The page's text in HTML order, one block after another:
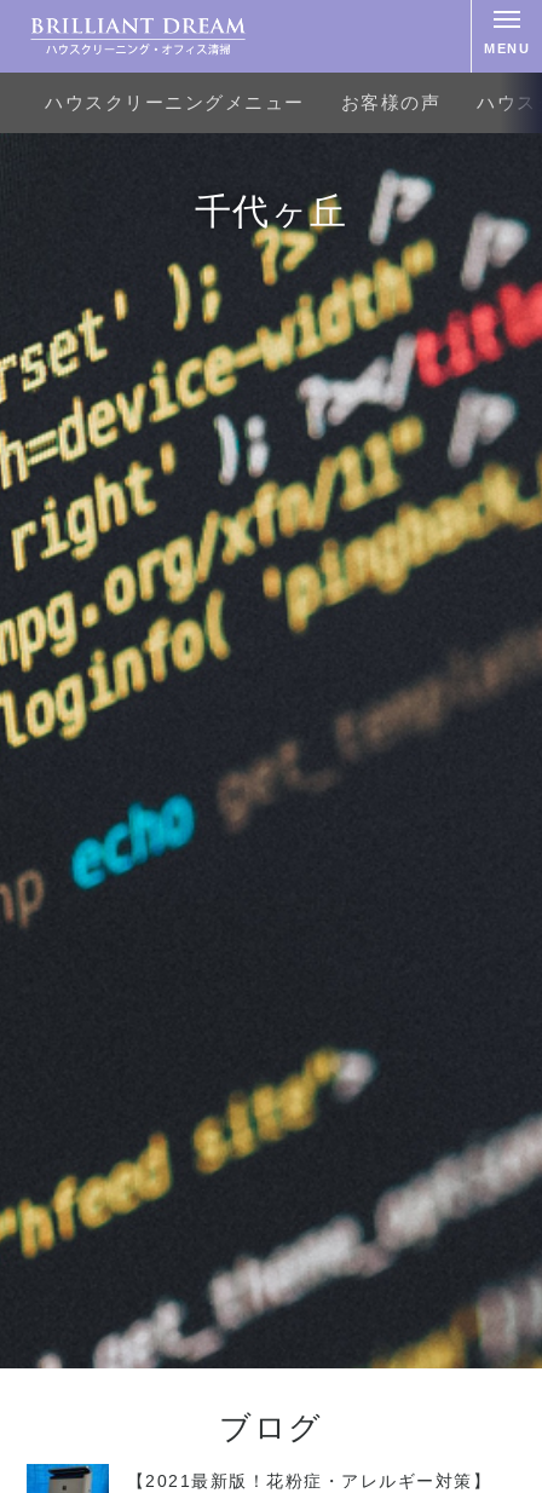
MENU
ハウスクリーニングメニュー お客様の声 ハウス
千代ヶ丘
ブログ
【2021最新版！花粉症・アレルギー対策】